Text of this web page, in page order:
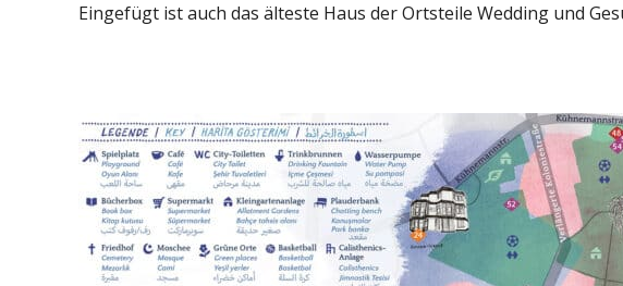
Eingefügt ist auch das älteste Haus der Ortsteile Wedding und